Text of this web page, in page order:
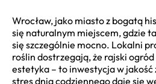
Wrocław, jako miasto z bogatą
się naturalnym miejscem, gdzie
się szczególnie mocno. Lokalni
roślin dostrzegają, że rajski
estetyka – to inwestycja w jakość
stres dnia codziennego daje się